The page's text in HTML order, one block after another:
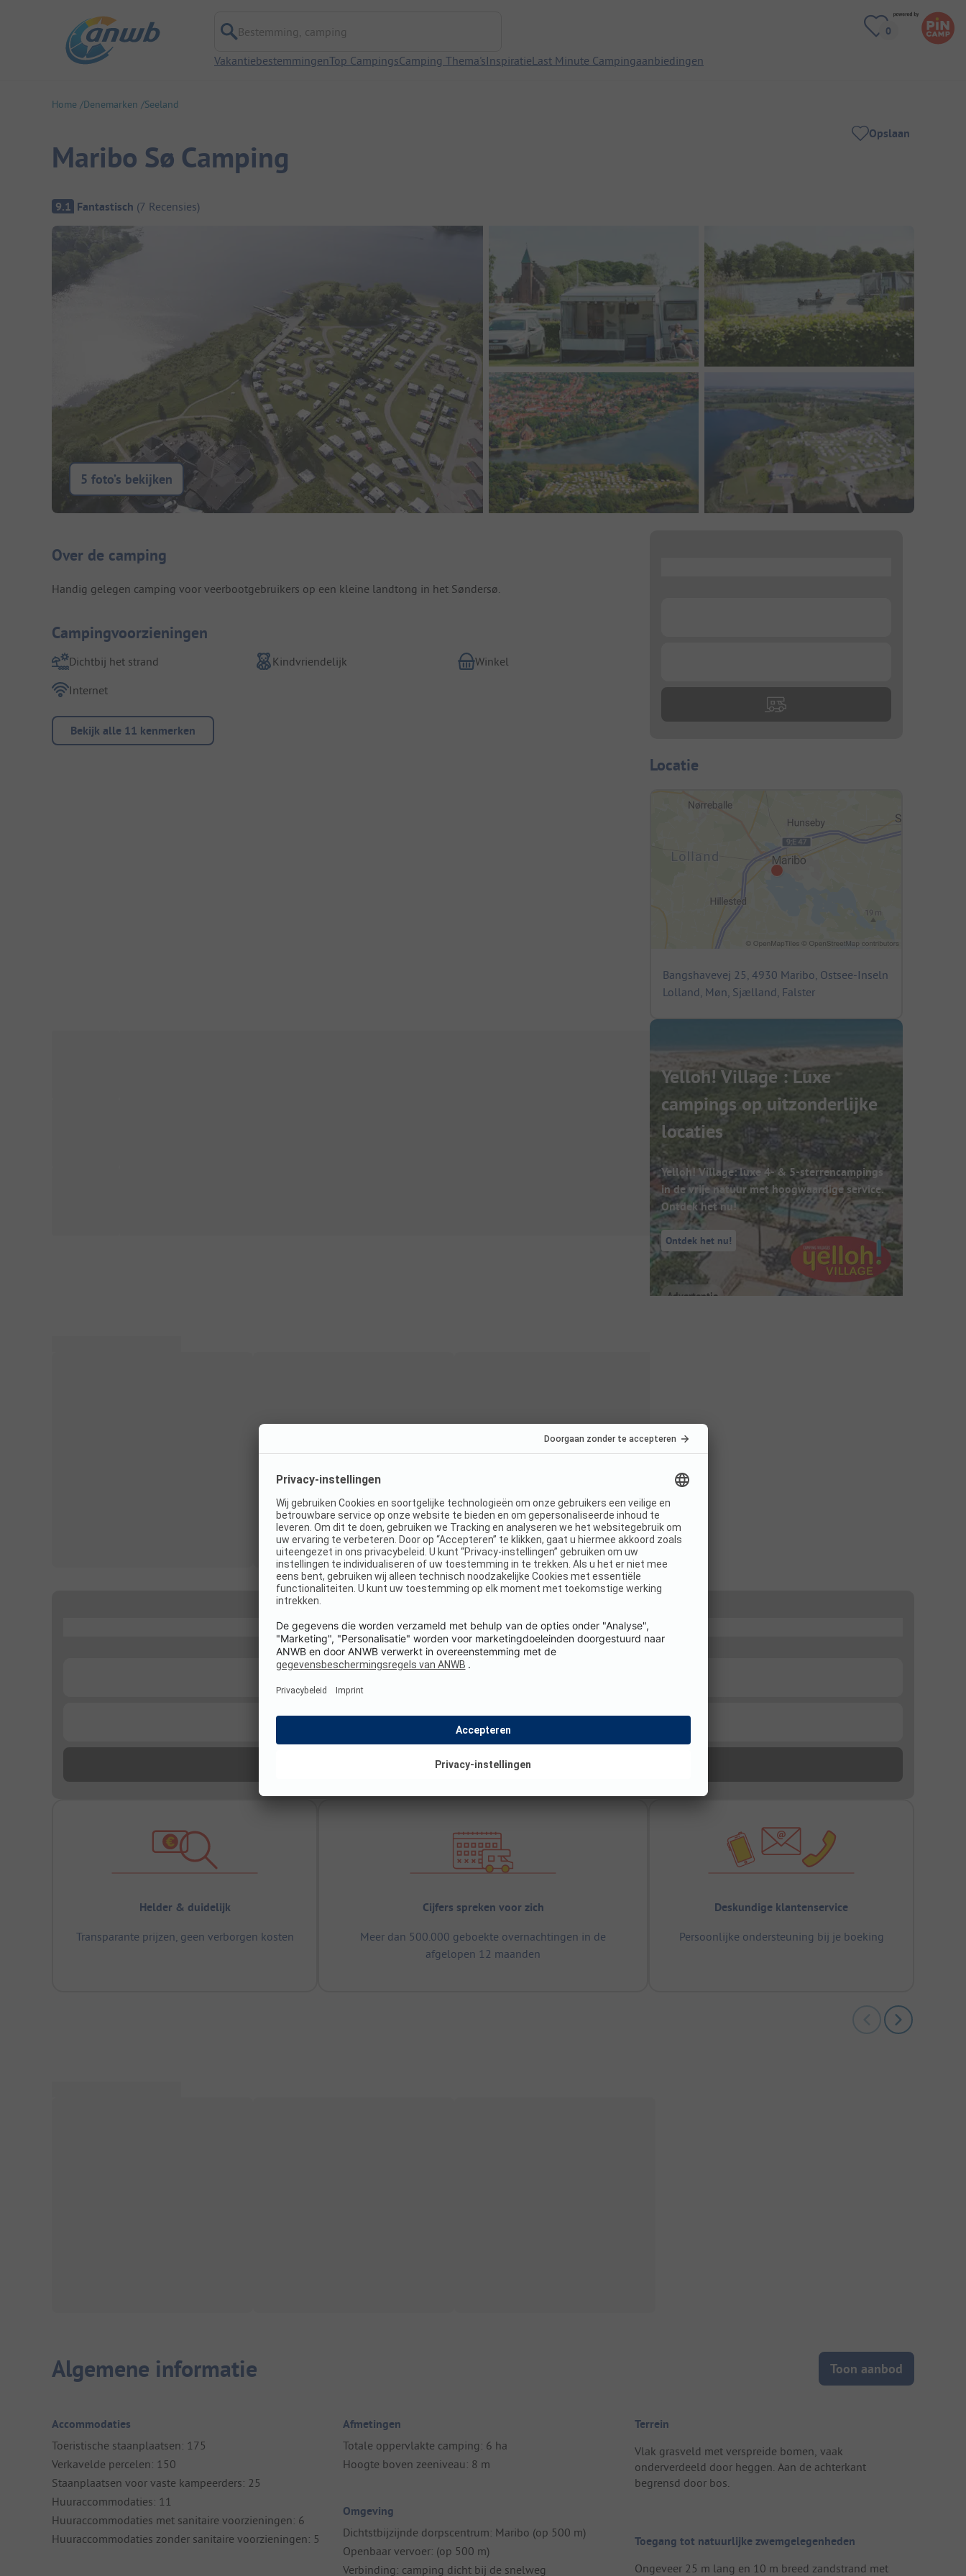
Bestemming, camping
VakantiebestemmingenTop CampingsCamping Thema'sInspiratieLast Minute Campingaanbiedingen
Home Denemarken Seeland
Maribo Sø Camping
Opslaan
Camping overzicht
9.1 Fantastisch (7 Recensies)
5 foto’s bekijken
Camping introductie
Over de camping
Handig gelegen camping voor veerbootgebruikers op een kleine landtong in het Søndersø.
Campingvoorzieningen
Dichtbij het strand Kindvriendelijk
Winkel
Internet
Bekijk alle 11 kenmerken
Locatie
Bangshavevej 25, 4930 Maribo, Ostsee-Inseln
Lolland, Møn, Sjælland, Falster
Yelloh! Village : Luxe
campings op uitzonderlijke
locaties
Yelloh! Village: luxe 4- & 5-sterrencampings
in de vrije natuur met hoogwaardige service.
Ontdek het nu!
Ontdek het nu!
Helder & duidelijk
Transparante prijzen, geen verborgen kosten
Cijfers spreken voor zich
Meer dan 500.000 geboekte overnachtingen in de
afgelopen 12 maanden
Deskundige klantenservice
Persoonlijke ondersteuning bij je boeking
Algemene informatie Toon aanbod
Accommodaties
Toeristische staanplaatsen: 175
Verkavelde percelen: 150
Staanplaatsen voor vaste kampeerders: 25
Huuraccommodaties: 11
Huuraccommodaties met sanitaire voorzieningen: 6
Huuraccommodaties zonder sanitaire voorzieningen: 5
Afmetingen
Totale oppervlakte camping: 6 ha
Hoogte boven zeeniveau: 8 m
Omgeving
Dichtstbijzijnde dorpscentrum: Maribo (op 500 m)
Openbaar vervoer: (op 500 m)
Verbinding: camping dicht bij de snelweg
Terrein
Vlak grasveld met verspreide bomen, vaak
onderverdeeld door heggen. Aan de achterkant
begrensd door bos.
Toegang tot natuurlijke zwemgelegenheden
Ongeveer 25 m lang en 10 m breed zandstrand met